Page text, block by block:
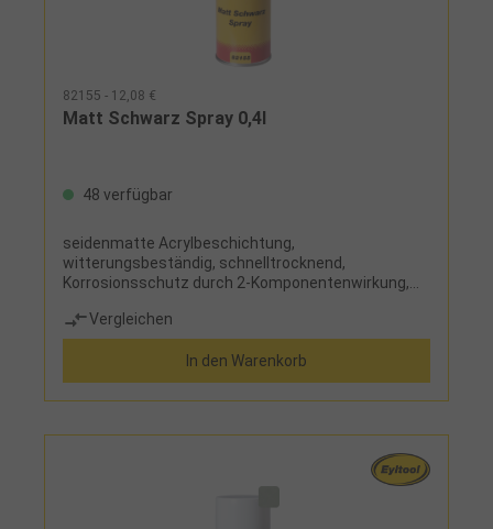
82155 - 12,08 €
Matt Schwarz Spray 0,4l
48 verfügbar
seidenmatte Acrylbeschichtung,
witterungsbeständig, schnelltrocknend,
Korrosionsschutz durch 2-Komponentenwirkung,
wasserundurchlässige Schutzschicht
Vergleichen
In den Warenkorb